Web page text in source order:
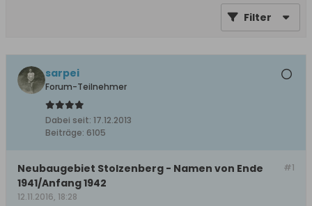
Filter
sarpei
Forum-Teilnehmer
Dabei seit: 17.12.2013
Beiträge: 6105
#1
Neubaugebiet Stolzenberg - Namen von Ende
1941/Anfang 1942
12.11.2016, 18:28